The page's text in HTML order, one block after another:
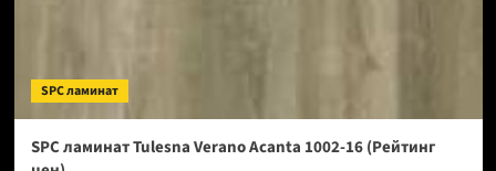
SPC ламинат
SPC ламинат Tulesna Verano Acanta 1002-16 (Рейтинг